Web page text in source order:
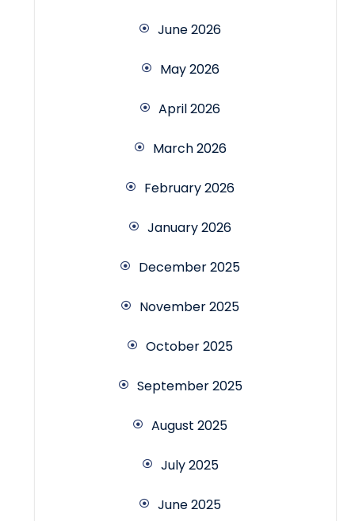
June 2026
May 2026
April 2026
March 2026
February 2026
January 2026
December 2025
November 2025
October 2025
September 2025
August 2025
July 2025
June 2025